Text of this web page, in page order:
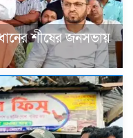
শীষের জনসভায়